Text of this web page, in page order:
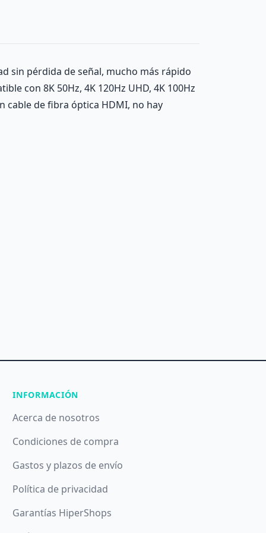
sin pérdida de señal, mucho más rápido
con 8K 50Hz, 4K 120Hz UHD, 4K 100Hz
cable de fibra óptica HDMI, no hay
INFORMACIÓN
Acerca de nosotros
Condiciones de compra
Gastos y plazos de envío
Política de privacidad
Garantías HiperShops